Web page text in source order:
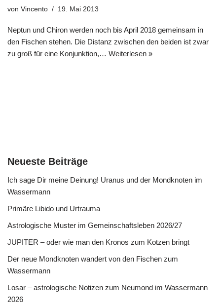
von Vincento 19. Mai 2013
Neptun und Chiron werden noch bis April 2018 gemeinsam in
den Fischen stehen. Die Distanz zwischen den beiden ist zwar
zu groß für eine Konjunktion,… Weiterlesen »
Neueste Beiträge
Ich sage Dir meine Deinung! Uranus und der Mondknoten im
Wassermann
Primäre Libido und Urtrauma
Astrologische Muster im Gemeinschaftsleben 2026/27
JUPITER – oder wie man den Kronos zum Kotzen bringt
Der neue Mondknoten wandert von den Fischen zum
Wassermann
Losar – astrologische Notizen zum Neumond im Wassermann
2026